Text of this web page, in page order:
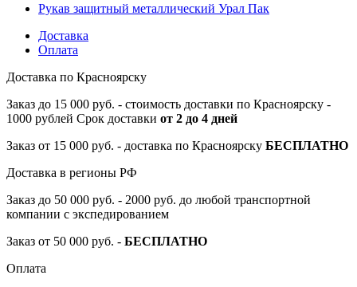
Рукав защитный металлический Урал Пак
Доставка
Оплата
Доставка по Красноярску
Заказ до 15 000 руб. - стоимость доставки по Красноярску -
1000 рублей Срок доставки от 2 до 4 дней
Заказ от 15 000 руб. - доставка по Красноярску БЕСПЛАТНО
Доставка в регионы РФ
Заказ до 50 000 руб. - 2000 руб. до любой транспортной
компании с экспедированием
Заказ от 50 000 руб. - БЕСПЛАТНО
Оплата